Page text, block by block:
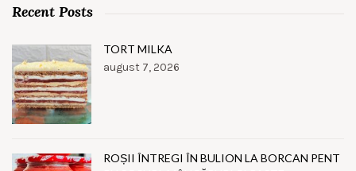
Recent Posts
TORT MILKA
august 7, 2026
ROȘII ÎNTREGI ÎN BULION LA BORCAN PENT